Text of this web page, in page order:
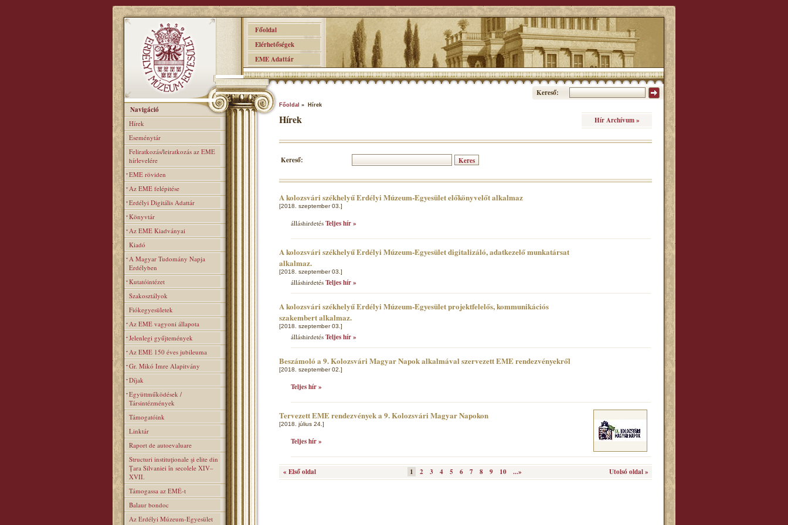
Főoldal
Elérhetőségek
EME Adattár
Kereső:
Navigáció
Hírek
Eseménytár
Feliratkozás/leiratkozás az EME
hírlevelére
EME röviden
Az EME felépitése
Erdélyi Digitális Adattár
Könyvtár
Az EME Kiadványai
Kiadó
A Magyar Tudomány Napja
Erdélyben
Kutatóintézet
Szakosztályok
Fiókegyesületek
Az EME vagyoni állapota
Jelenlegi gyűjtemények
Az EME 150 éves jubileuma
Gr. Mikó Imre Alapitvány
Díjak
Együttműködések /
Társintézmények
Támogatóink
Linktár
Raport de autoevaluare
Structuri instituţionale şi elite din
Ţara Silvaniei în secolele XIV–
XVII.
Támogassa az EMÉ-t
Balaur bondoc
Az Erdélyi Múzeum-Egyesület
Főoldal » Hírek
Hírek Hír Archívum »
Kereső:
A kolozsvári székhelyű Erdélyi Múzeum-Egyesület előkönyvelőt alkalmaz
[2018. szeptember 03.]
álláshirdetés Teljes hír »
A kolozsvári székhelyű Erdélyi Múzeum-Egyesület digitalizáló, adatkezelő munkatársat
alkalmaz.
[2018. szeptember 03.]
álláshirdetés Teljes hír »
A kolozsvári székhelyű Erdélyi Múzeum-Egyesület projektfelelős, kommunikációs
szakembert alkalmaz.
[2018. szeptember 03.]
álláshirdetés Teljes hír »
Beszámoló a 9. Kolozsvári Magyar Napok alkalmával szervezett EME rendezvényekről
[2018. szeptember 02.]
Teljes hír »
Tervezett EME rendezvények a 9. Kolozsvári Magyar Napokon
[2018. július 24.]
Teljes hír »
« Első oldal 1 2 3 4 5 6 7 8 9 10 ...» Utolsó oldal »